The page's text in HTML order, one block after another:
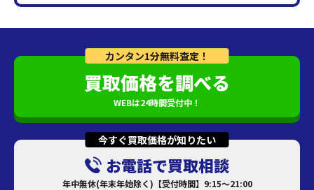
カンタン1分無料査定！
買取価格を調べる
WEBは24時間受付中！
今すぐ買取価格が知りたい
お電話で買取相談
年中無休(年末年始除く)【受付時間】9:15～21:00